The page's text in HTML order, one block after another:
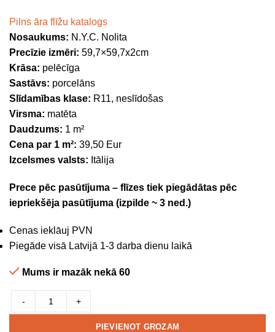
Pilns āra flīžu katalogs
Nosaukums: N.Y.C. Nolita
Precīzie izmēri: 59,7×59,7x2cm
Krāsa: pelēcīga
Sastāvs: porcelāns
Slīdamības klase: R11, neslīdošas
Virsma: matēta
Daudzums: 1 m²
Cena par 1 m²: 39,50 Eur
Izcelsmes valsts: Itālija
Prece pēc pasūtījuma – flīzes tiek piegādātas pēc
iepriekšēja pasūtījuma (izpilde ~ 3 ned.)
Cenas ieklāuj PVN
Piegāde visā Latvijā 1-3 darba dienu laikā
Mums ir mazāk nekā 60
- +
PIEVIENOT GROZAM